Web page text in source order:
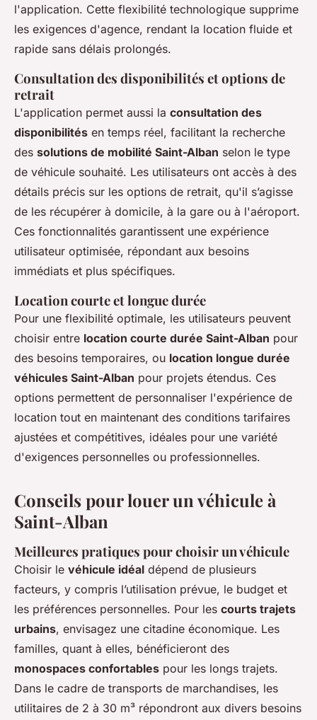
l'application. Cette flexibilité technologique supprime
les exigences d'agence, rendant la location fluide et
rapide sans délais prolongés.
Consultation des disponibilités et options de
retrait
L'application permet aussi la consultation des
disponibilités en temps réel, facilitant la recherche
des solutions de mobilité Saint-Alban selon le type
de véhicule souhaité. Les utilisateurs ont accès à des
détails précis sur les options de retrait, qu'il s’agisse
de les récupérer à domicile, à la gare ou à l'aéroport.
Ces fonctionnalités garantissent une expérience
utilisateur optimisée, répondant aux besoins
immédiats et plus spécifiques.
Location courte et longue durée
Pour une flexibilité optimale, les utilisateurs peuvent
choisir entre location courte durée Saint-Alban pour
des besoins temporaires, ou location longue durée
véhicules Saint-Alban pour projets étendus. Ces
options permettent de personnaliser l'expérience de
location tout en maintenant des conditions tarifaires
ajustées et compétitives, idéales pour une variété
d'exigences personnelles ou professionnelles.
Conseils pour louer un véhicule à
Saint-Alban
Meilleures pratiques pour choisir un véhicule
Choisir le véhicule idéal dépend de plusieurs
facteurs, y compris l’utilisation prévue, le budget et
les préférences personnelles. Pour les courts trajets
urbains, envisagez une citadine économique. Les
familles, quant à elles, bénéficieront des
monospaces confortables pour les longs trajets.
Dans le cadre de transports de marchandises, les
utilitaires de 2 à 30 m³ répondront aux divers besoins